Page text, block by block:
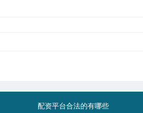
配资平台合法的有哪些